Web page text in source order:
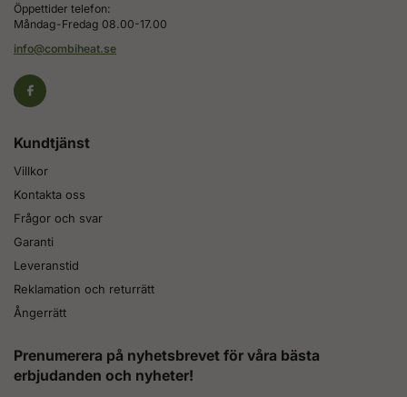
Öppettider telefon:
Måndag-Fredag 08.00-17.00
info@combiheat.se
Kundtjänst
Villkor
Kontakta oss
Frågor och svar
Garanti
Leveranstid
Reklamation och returrätt
Ångerrätt
Prenumerera på nyhetsbrevet för våra bästa
erbjudanden och nyheter!